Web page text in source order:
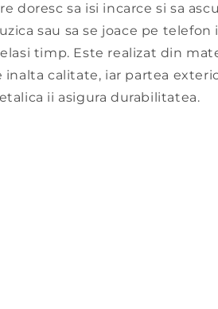
doresc sa isi incarce si sa
sau sa se joace pe telefon
timp. Este realizat din
inalta calitate, iar partea
ii asigura durabilitatea.